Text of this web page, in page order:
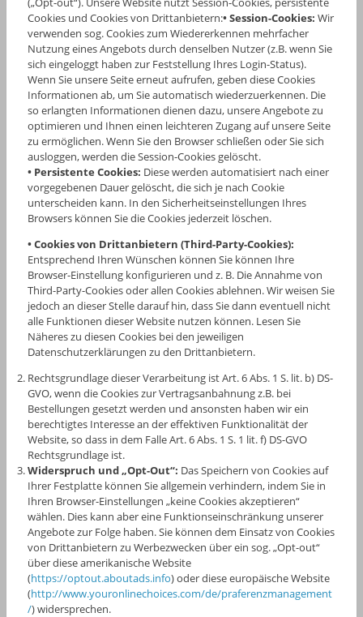
Cookies und Cookies von Drittanbietern:• Session-Cookies: Wir
verwenden sog. Cookies zum Wiedererkennen mehrfacher
Nutzung eines Angebots durch denselben Nutzer (z.B. wenn Sie
sich eingeloggt haben zur Feststellung Ihres Login-Status).
Wenn Sie unsere Seite erneut aufrufen, geben diese Cookies
Informationen ab, um Sie automatisch wiederzuerkennen. Die
so erlangten Informationen dienen dazu, unsere Angebote zu
optimieren und Ihnen einen leichteren Zugang auf unsere Seite
zu ermöglichen. Wenn Sie den Browser schließen oder Sie sich
ausloggen, werden die Session-Cookies gelöscht.
• Persistente Cookies: Diese werden automatisiert nach einer
vorgegebenen Dauer gelöscht, die sich je nach Cookie
unterscheiden kann. In den Sicherheitseinstellungen Ihres
Browsers können Sie die Cookies jederzeit löschen.
• Cookies von Drittanbietern (Third-Party-Cookies):
Entsprechend Ihren Wünschen können Sie können Ihre
Browser-Einstellung konfigurieren und z. B. Die Annahme von
Third-Party-Cookies oder allen Cookies ablehnen. Wir weisen Sie
jedoch an dieser Stelle darauf hin, dass Sie dann eventuell nicht
alle Funktionen dieser Website nutzen können. Lesen Sie
Näheres zu diesen Cookies bei den jeweiligen
Datenschutzerklärungen zu den Drittanbietern.
Rechtsgrundlage dieser Verarbeitung ist Art. 6 Abs. 1 S. lit. b) DS-
GVO, wenn die Cookies zur Vertragsanbahnung z.B. bei
Bestellungen gesetzt werden und ansonsten haben wir ein
berechtigtes Interesse an der effektiven Funktionalität der
Website, so dass in dem Falle Art. 6 Abs. 1 S. 1 lit. f) DS-GVO
Rechtsgrundlage ist.
Widerspruch und „Opt-Out“: Das Speichern von Cookies auf
Ihrer Festplatte können Sie allgemein verhindern, indem Sie in
Ihren Browser-Einstellungen „keine Cookies akzeptieren“
wählen. Dies kann aber eine Funktionseinschränkung unserer
Angebote zur Folge haben. Sie können dem Einsatz von Cookies
von Drittanbietern zu Werbezwecken über ein sog. „Opt-out“
über diese amerikanische Website
(https://optout.aboutads.info) oder diese europäische Website
(http://www.youronlinechoices.com/de/praferenzmanagement
/) widersprechen.